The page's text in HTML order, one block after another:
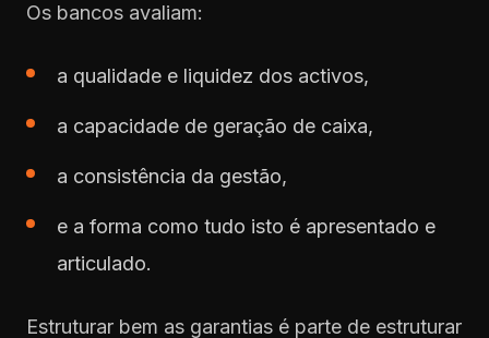
Os bancos avaliam:
a qualidade e liquidez dos activos,
a capacidade de geração de caixa,
a consistência da gestão,
e a forma como tudo isto é apresentado e
articulado.
Estruturar bem as garantias é parte de estruturar